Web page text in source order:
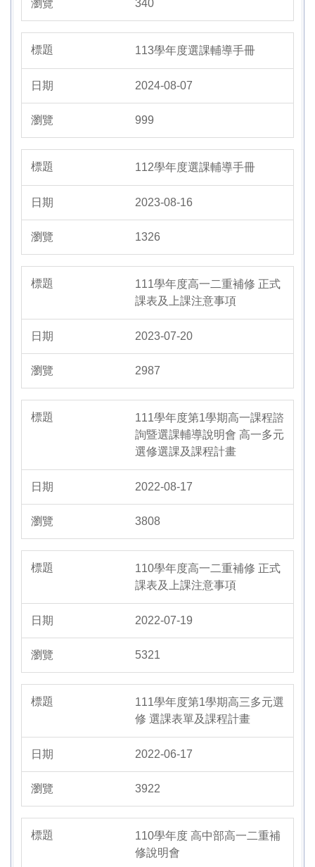
340
113學年度選課輔導手冊
2024-08-07
999
112學年度選課輔導手冊
2023-08-16
1326
111學年度高一二重補修 正式
課表及上課注意事項
2023-07-20
2987
111學年度第1學期高一課程諮
詢暨選課輔導說明會 高一多元
選修選課及課程計畫
2022-08-17
3808
110學年度高一二重補修 正式
課表及上課注意事項
2022-07-19
5321
111學年度第1學期高三多元選
修 選課表單及課程計畫
2022-06-17
3922
110學年度 高中部高一二重補
修說明會